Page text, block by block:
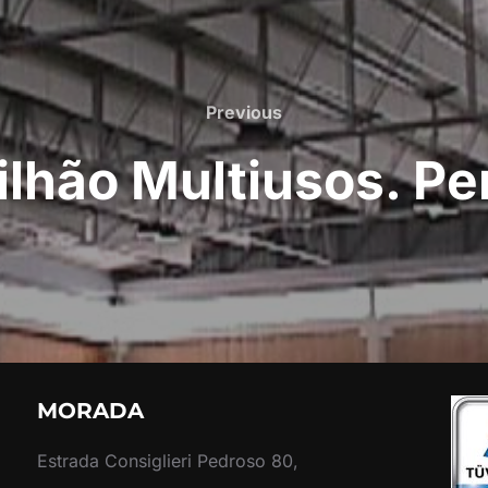
Previous
Previous
Multiusos.
MORADA
Estrada Consiglieri Pedroso 80,